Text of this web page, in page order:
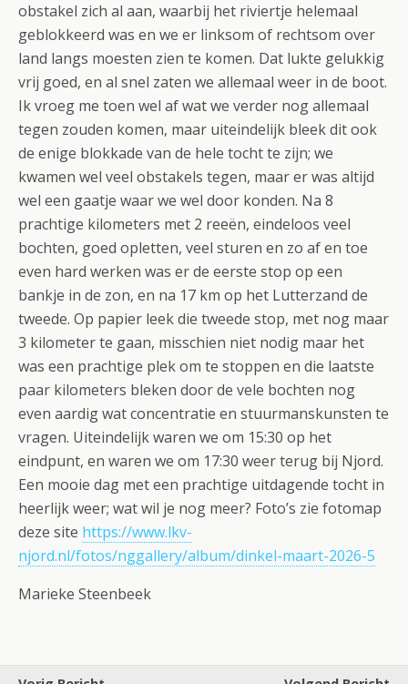
obstakel zich al aan, waarbij het riviertje helemaal
geblokkeerd was en we er linksom of rechtsom over
land langs moesten zien te komen. Dat lukte gelukkig
vrij goed, en al snel zaten we allemaal weer in de boot.
Ik vroeg me toen wel af wat we verder nog allemaal
tegen zouden komen, maar uiteindelijk bleek dit ook
de enige blokkade van de hele tocht te zijn; we
kwamen wel veel obstakels tegen, maar er was altijd
wel een gaatje waar we wel door konden. Na 8
prachtige kilometers met 2 reeën, eindeloos veel
bochten, goed opletten, veel sturen en zo af en toe
even hard werken was er de eerste stop op een
bankje in de zon, en na 17 km op het Lutterzand de
tweede. Op papier leek die tweede stop, met nog maar
3 kilometer te gaan, misschien niet nodig maar het
was een prachtige plek om te stoppen en die laatste
paar kilometers bleken door de vele bochten nog
even aardig wat concentratie en stuurmanskunsten te
vragen. Uiteindelijk waren we om 15:30 op het
eindpunt, en waren we om 17:30 weer terug bij Njord.
Een mooie dag met een prachtige uitdagende tocht in
heerlijk weer; wat wil je nog meer? Foto’s zie fotomap
deze site https://www.lkv-
njord.nl/fotos/nggallery/album/dinkel-maart-2026-5
Marieke Steenbeek